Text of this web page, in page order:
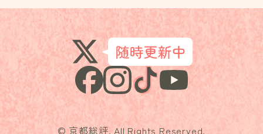
© 京都総評. All Rights Reserved.